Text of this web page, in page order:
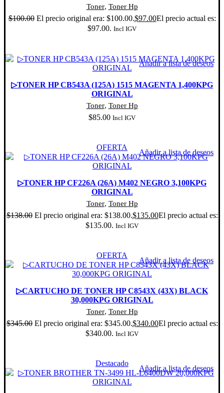
Toner, Toner Hp
$100.00 El precio original era: $100.00.$97.00El precio actual es:
$97.00. Incl IGV
Añadir a lista de deseos
▷TONER HP CB543A (125A) 1515 MAGENTA 1,400KPG
ORIGINAL
Toner, Toner Hp
$85.00 Incl IGV
OFERTA
Añadir a lista de deseos
▷TONER HP CF226A (26A) M402 NEGRO 3,100KPG
ORIGINAL
Toner, Toner Hp
$138.00 El precio original era: $138.00.$135.00El precio actual es:
$135.00. Incl IGV
OFERTA
Añadir a lista de deseos
▷CARTUCHO DE TONER HP C8543X (43X) BLACK
30,000KPG ORIGINAL
Toner, Toner Hp
$345.00 El precio original era: $345.00.$340.00El precio actual es:
$340.00. Incl IGV
Destacado
Añadir a lista de deseos